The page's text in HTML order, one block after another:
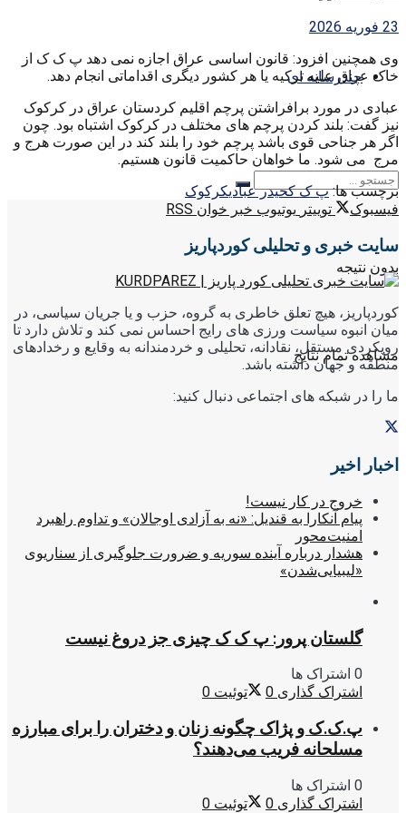
چندرسانه ای
بدون نتیجه
مشاهده تمام نتایج
23 فوریه 2026
وی همچنین افزود: قانون اساسی عراق اجازه نمی دهد پ ک ک از
خاک عراق علیه ترکیه یا هر کشور دیگری اقداماتی انجام دهد.
عبادی در مورد برافراشتن پرچم اقلیم کردستان عراق در کرکوک
نیز گفت: بلند کردن پرچم های مختلف در کرکوک اشتباه بود. چون
اگر هر جناحی قوی باشد پرچم خود را بلند کند در این صورت هرج و
مرج می شود. ما خواهان حاکمیت قانون هستیم.
برچسب ها: پ ک کحیدر عبادیکرکوک
فیسبوک
توییتر یوتیوب خبر خوان RSS
سایت خبری و تحلیلی کوردپاریز
کوردپاریز، هیچ تعلق خاطری به گروه، حزب و یا جریان سیاسی، در
میان انبوه سیاست ورزی های رایج احساس نمی کند و تلاش دارد تا
رویکردی مستقل، نقادانه، تحلیلی و خردمندانه به وقایع و رخدادهای
منطقه و جهان داشته باشد.
ما را در شبکه های اجتماعی دنبال کنید:
اخبار اخیر
خروج در کار نیست!
پیام آنکارا به قندیل: «نه به آزادی اوجالان» و تداوم راهبرد
امنیت‌محور
هشدار درباره آینده سوریه و ضرورت جلوگیری از سناریوی
«لیبیایی‌شدن»
گلستان پرور: پ ک ک چیزی جز دروغ نیست
0 اشتراک ها
اشتراک گذاری 0 توئیت 0
پ.ک.ک و پژاک چگونه زنان و دختران را برای مبارزه
مسلحانه فریب می‌دهند؟
0 اشتراک ها
اشتراک گذاری 0 توئیت 0